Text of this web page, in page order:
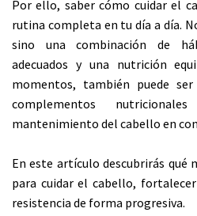
Por ello, saber cómo cuidar el
rutina completa en tu día a día.
sino una combinación de
adecuados y una nutrición
momentos, también puede
complementos
mantenimiento del cabello en
En este artículo descubrirás qué
para cuidar el cabello,
resistencia de forma progresiva.